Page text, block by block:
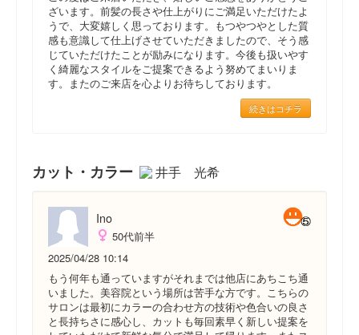
ざいます。前髪の長さや仕上がりにご満足いただけたよ
うで、大変嬉しく思っております。もつやつやとした質
感も意識して仕上げさせていただきましたので、そう感
じていただけたことが励みになります。今後も扱いやす
く綺麗なスタイルをご提案できるよう努めてまいりま
す。またのご来店を心よりお待ちしております。
続きはコチラ
カット・カラー 井手 光希
Ino
50代前半
2025/04/28 10:14
もう何年も通っていますがそれまでは他店にあちこち通
いました。美容院という場所は苦手な方です。こちらの
サロンは最初にカラーの合わせ方の技術や色合いの良さ
と長持ちさに感心し、カットも毎回素早く新しい提案を